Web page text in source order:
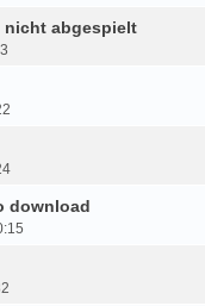
nicht abgespielt
download